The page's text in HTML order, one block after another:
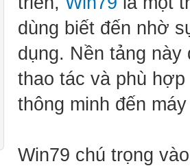
dùng biết đến nhờ
dụng. Nền tảng
thao tác và phù
thông minh đến
Win79 chú trọng